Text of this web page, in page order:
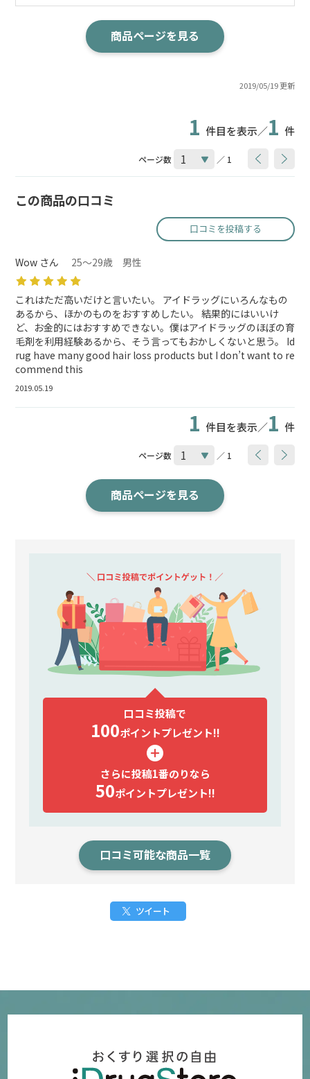
2019/05/19 更新
商品ページを見る
1 件目を表示／1 件
ページ数 ／ 1
この商品の口コミ
口コミを投稿する
Wow さん 25～29歳 男性
これはただ高いだけと言いたい。 アイドラッグにいろんなもの
あるから、ほかのものをおすすめしたい。 結果的にはいいけ
ど、お金的にはおすすめできない。僕はアイドラッグのほぼの育
毛剤を利用経験あるから、そう言ってもおかしくないと思う。 Id
rug have many good hair loss products but I don’t want to re
commend this
2019.05.19
1 件目を表示／1 件
ページ数 ／ 1
商品ページを見る
口コミ投稿で
100ポイントプレゼント!!
さらに投稿1番のりなら
50ポイントプレゼント!!
口コミ可能な商品一覧
ツイート